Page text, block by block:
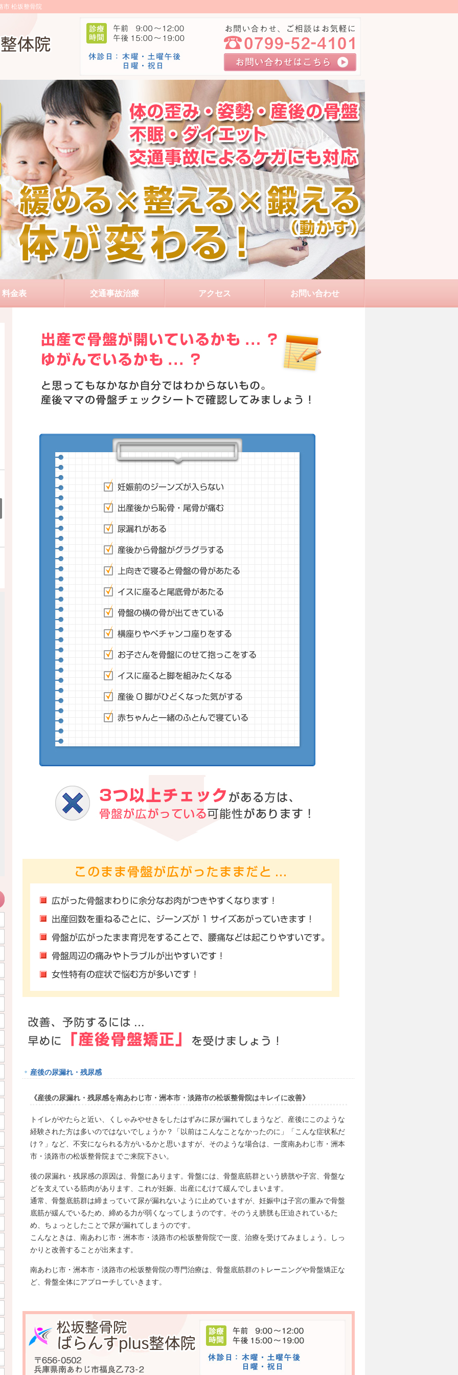
市 松坂整骨院
料金表 交通事故治療 アクセス お問い合わせ
産後の尿漏れ・残尿感
《産後の尿漏れ・残尿感を南あわじ市・洲本市・淡路市の松坂整骨院はキレイに改善》
トイレがやたらと近い、くしゃみやせきをしたはずみに尿が漏れてしまうなど、産後にこのような
経験された方は多いのではないでしょうか？「以前はこんなことなかったのに」「こんな症状私だ
け？」など、不安になられる方がいるかと思いますが、そのような場合は、一度南あわじ市・洲本
市・淡路市の松坂整骨院までご来院下さい。
後の尿漏れ・残尿感の原因は、骨盤にあります。骨盤には、骨盤底筋群という膀胱や子宮、骨盤な
どを支えている筋肉があります、これが妊娠、出産にむけて緩んでしまいます。
通常、骨盤底筋群は締まっていて尿が漏れないように止めていますが、妊娠中は子宮の重みで骨盤
底筋が緩んでいるため、締める力が弱くなってしまうのです。そのうえ膀胱も圧迫されているた
め、ちょっとしたことで尿が漏れてしまうのです。
こんなときは、南あわじ市・洲本市・淡路市の松坂整骨院で一度、治療を受けてみましょう。しっ
かりと改善することが出来ます。
南あわじ市・洲本市・淡路市の松坂整骨院の専門治療は、骨盤底筋群のトレーニングや骨盤矯正な
ど、骨盤全体にアプローチしていきます。